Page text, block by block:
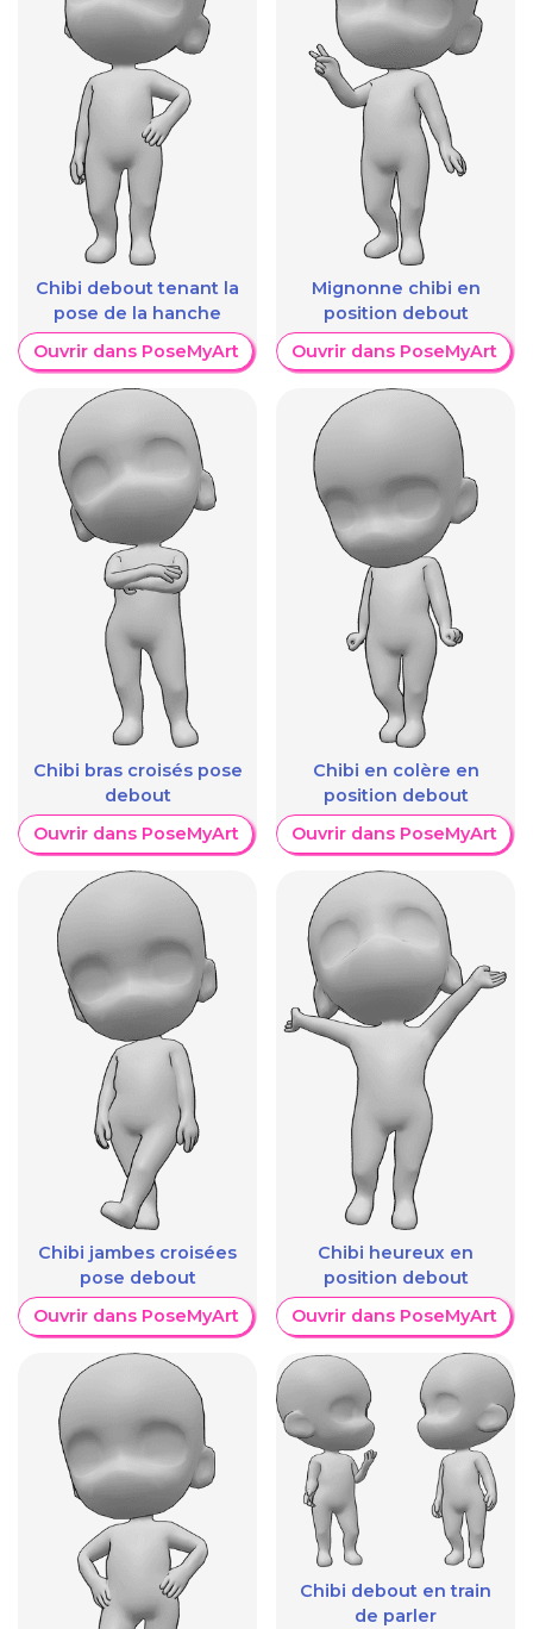
Chibi debout tenant la
pose de la hanche
Ouvrir dans PoseMyArt
Chibi bras croisés pose
debout
Ouvrir dans PoseMyArt
Chibi jambes croisées
pose debout
Ouvrir dans PoseMyArt
Mignonne chibi en
position debout
Ouvrir dans PoseMyArt
Chibi en colère en
position debout
Ouvrir dans PoseMyArt
Chibi heureux en
position debout
Ouvrir dans PoseMyArt
Chibi debout en train
de parler